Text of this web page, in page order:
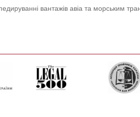
вантажів авіа та морським